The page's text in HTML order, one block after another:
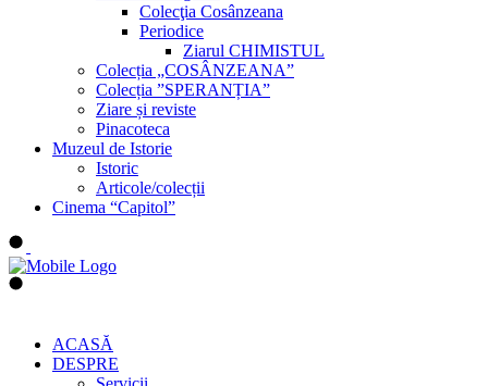
Colecţia Cosânzeana
Periodice
Ziarul CHIMISTUL
Colecția „COSÂNZEANA”
Colecția ”SPERANȚIA”
Ziare și reviste
Pinacoteca
Muzeul de Istorie
Istoric
Articole/colecții
Cinema “Capitol”
ACASĂ
DESPRE